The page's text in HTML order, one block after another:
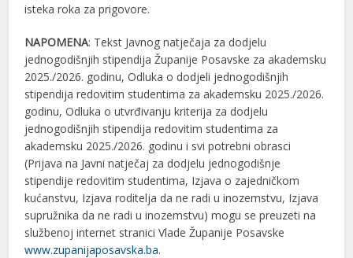
isteka roka za prigovore.
NAPOMENA: Tekst Javnog natječaja za dodjelu
jednogodišnjih stipendija Županije Posavske za akademsku
2025./2026. godinu, Odluka o dodjeli jednogodišnjih
stipendija redovitim studentima za akademsku 2025./2026.
godinu, Odluka o utvrđivanju kriterija za dodjelu
jednogodišnjih stipendija redovitim studentima za
akademsku 2025./2026. godinu i svi potrebni obrasci
(Prijava na Javni natječaj za dodjelu jednogodišnje
stipendije redovitim studentima, Izjava o zajedničkom
kućanstvu, Izjava roditelja da ne radi u inozemstvu, Izjava
supružnika da ne radi u inozemstvu) mogu se preuzeti na
službenoj internet stranici Vlade Županije Posavske
www.zupanijaposavska.ba.